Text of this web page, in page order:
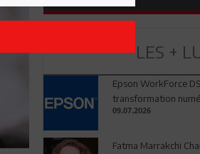
LES +
Epson WorkForce
transformation
09.07.2026
Fatma Marrakchi